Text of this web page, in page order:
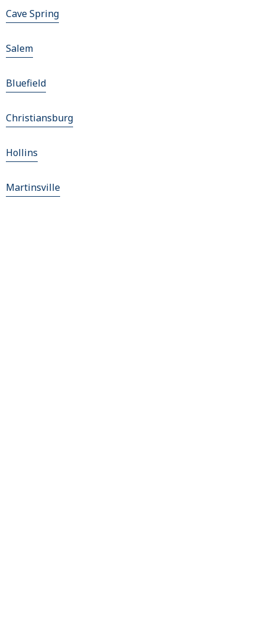
Cave Spring
Salem
Bluefield
Christiansburg
Hollins
Martinsville